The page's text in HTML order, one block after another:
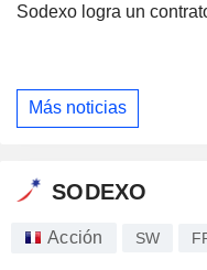
Sodexo logra un
Más noticias
SODEXO
Acción SW